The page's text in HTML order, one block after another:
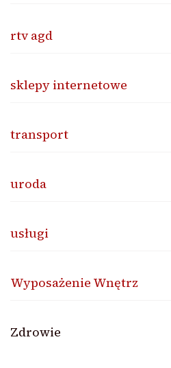
rtv agd
sklepy internetowe
transport
uroda
usługi
Wyposażenie Wnętrz
Zdrowie